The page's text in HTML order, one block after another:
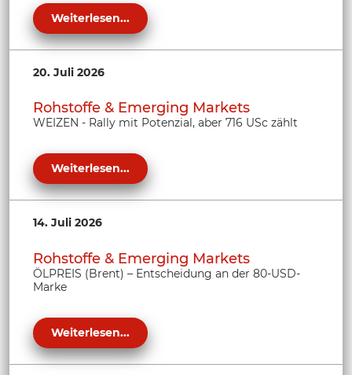
Weiterlesen...
20. Juli 2026
Rohstoffe & Emerging Markets
WEIZEN - Rally mit Potenzial, aber 716 USc zählt
Weiterlesen...
14. Juli 2026
Rohstoffe & Emerging Markets
ÖLPREIS (Brent) – Entscheidung an der 80-USD-
Marke
Weiterlesen...